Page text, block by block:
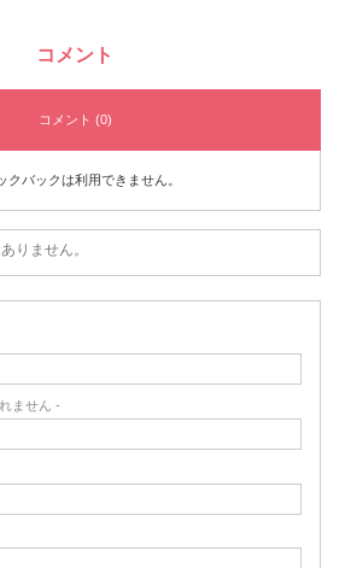
コメント
コメント (0)
クバックは利用できません。
りません。
ません -